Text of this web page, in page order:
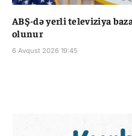
ABŞ-də yerli televiziya
olunur
6 Avqust 2026 19:45